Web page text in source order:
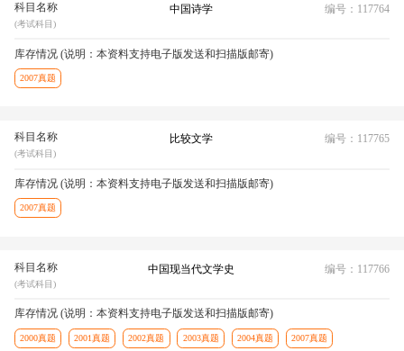
科目名称
(考试科目)
中国诗学 编号：117764
库存情况 (说明：本资料支持电子版发送和扫描版邮寄)
2007真题
科目名称
(考试科目)
比较文学 编号：117765
库存情况 (说明：本资料支持电子版发送和扫描版邮寄)
2007真题
科目名称
(考试科目)
中国现当代文学史 编号：117766
库存情况 (说明：本资料支持电子版发送和扫描版邮寄)
2000真题 2001真题 2002真题 2003真题 2004真题 2007真题